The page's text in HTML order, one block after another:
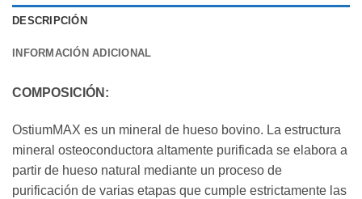
DESCRIPCIÓN
INFORMACIÓN ADICIONAL
COMPOSICIÓN:
OstiumMAX es un mineral de hueso bovino. La estructura
mineral osteoconductora altamente purificada se elabora a
partir de hueso natural mediante un proceso de
purificación de varias etapas que cumple estrictamente las